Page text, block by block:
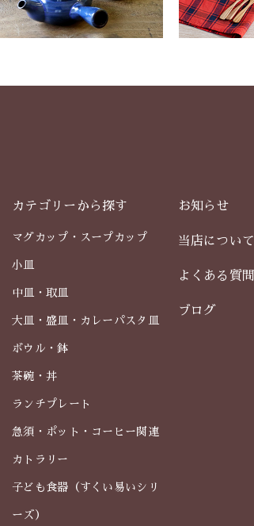
カテゴリーから探す
マグカップ・スープカップ
小皿
中皿・取皿
大皿・盛皿・カレーパスタ皿
ボウル・鉢
茶碗・丼
ランチプレート
急須・ポット・コーヒー関連
カトラリー
子ども食器（すくい易いシリ
ーズ）
お知らせ
当店について
よくある質問
ブログ